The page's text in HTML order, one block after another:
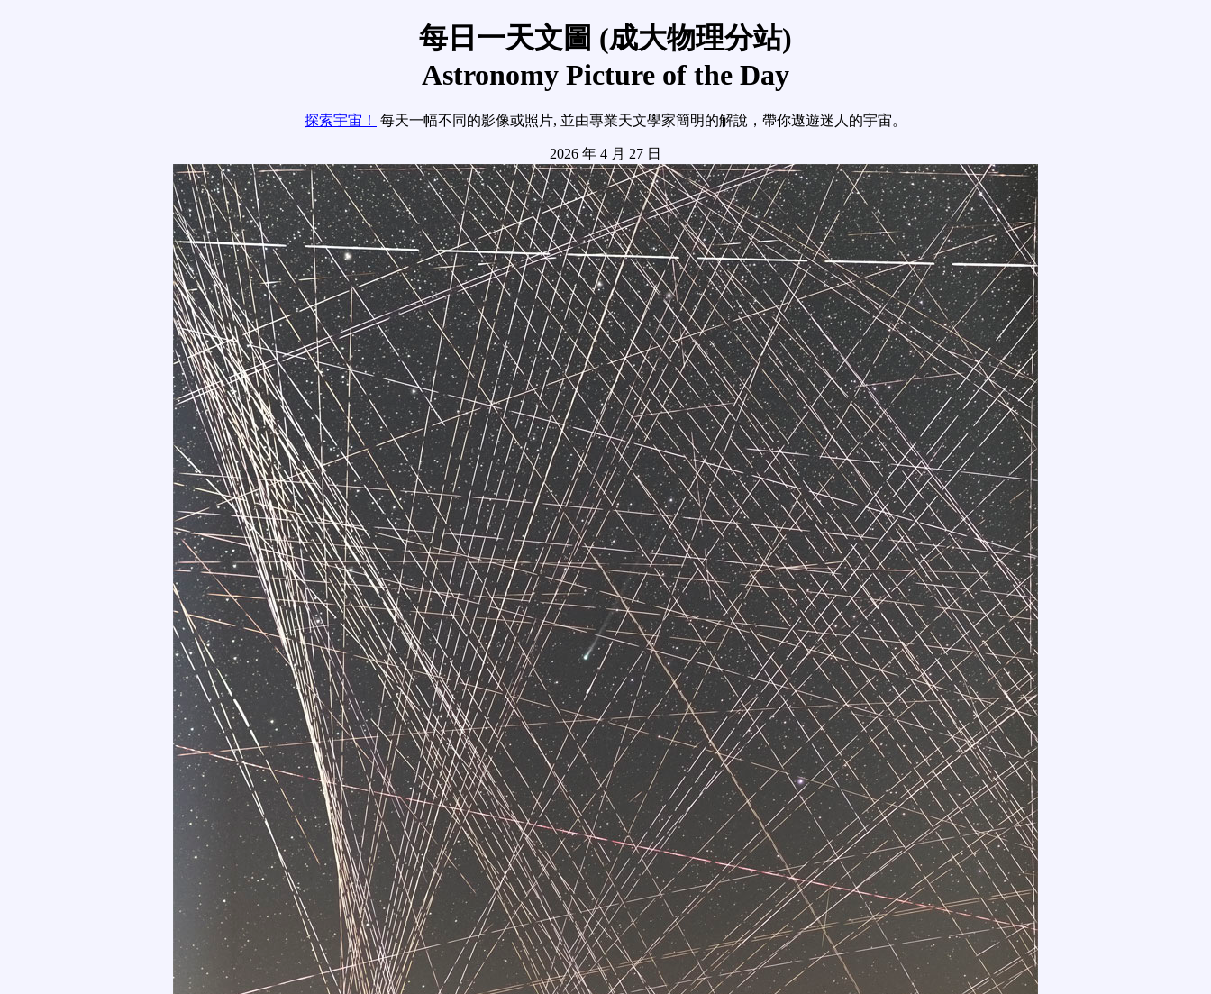
每日一天文圖 (成大物理分站)
Astronomy Picture of the Day
探索宇宙！ 每天一幅不同的影像或照片, 並由專業天文學家簡明的解說，帶你遨遊迷人的宇宙。
2026 年 4 月 27 日